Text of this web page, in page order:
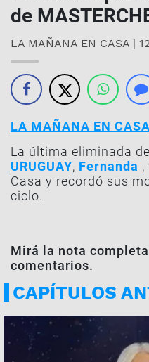
de
LA MAÑANA EN CASA |
LA MAÑANA EN CASA
La última eliminada de
URUGUAY, Fernanda ,
Casa y recordó sus
ciclo.
Mirá la nota
comentarios.
CAPÍTULOS